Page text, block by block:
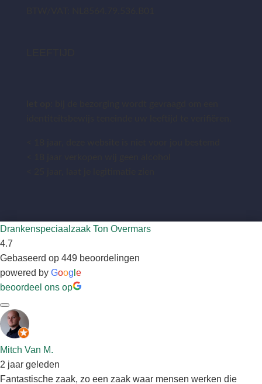
Drankenspeciaalzaak Ton Overmars
4.7
Gebaseerd op 449 beoordelingen
powered by Goog e
beoordeel ons op
Mitch Van M.
2 jaar geleden
Fantastische zaak, zo een zaak waar mensen werken die